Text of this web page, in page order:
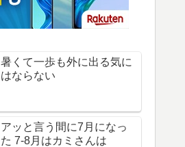
暑くて一歩も外に出る気に
はならない
アッと言う間に7月になっ
た 7-8月はカミさんは